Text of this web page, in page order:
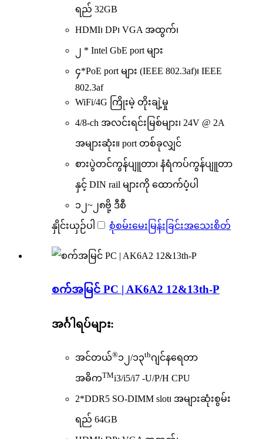
ရည် 32GB
HDMI၊ DP၊ VGA အထွက်၊
၂ * Intel GbE port များ
၄*PoE port များ (IEEE 802.3af)၊ IEEE
802.3af
WiFi/4G ကြိုးမဲ့ တိုးချဲ့မှု
4/8-ch အလင်းရင်းမြစ်များ၊ 24V @ 2A
အများဆုံး။ port တစ်ခုလျှင်
စားပွဲတင်ကွန်ပျူတာ၊ နံရံကပ်ကွန်ပျူတာ
နှင့် DIN rail များကို ထောက်ပံ့ပါ
၁၂~၂၈ဗို့ ဒီစီ
နှိုင်းယှဉ်ပါ စုံစမ်းမေးမြန်းခြင်းအသေးစိတ်
စက်အမြင် PC | AK6A2 12&13th-P
အင်္ဂါရပ်များ:
အင်တယ်®၁၂/၁၃thဂျင်နရေတာ
အဓိကTMi3/i5/i7 -U/P/H CPU
2*DDR5 SO-DIMM slot၊ အများဆုံးစွမ်း
ရည် 64GB